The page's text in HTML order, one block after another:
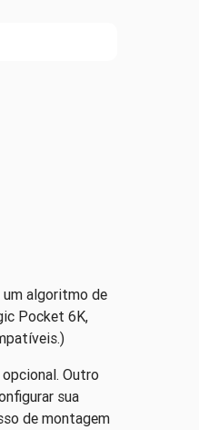
algoritmo de
Pocket 6K,
Outro
sua
de montagem